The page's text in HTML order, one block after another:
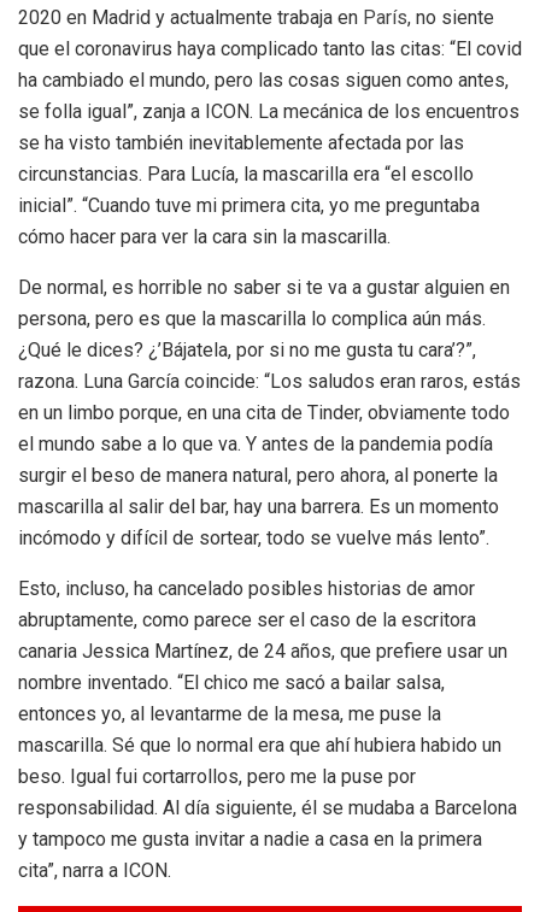
2020 en Madrid y actualmente trabaja en París, no siente
que el coronavirus haya complicado tanto las citas: “El covid
ha cambiado el mundo, pero las cosas siguen como antes,
se folla igual”, zanja a ICON. La mecánica de los encuentros
se ha visto también inevitablemente afectada por las
circunstancias. Para Lucía, la mascarilla era “el escollo
inicial”. “Cuando tuve mi primera cita, yo me preguntaba
cómo hacer para ver la cara sin la mascarilla.
De normal, es horrible no saber si te va a gustar alguien en
persona, pero es que la mascarilla lo complica aún más.
¿Qué le dices? ¿’Bájatela, por si no me gusta tu cara’?”,
razona. Luna García coincide: “Los saludos eran raros, estás
en un limbo porque, en una cita de Tinder, obviamente todo
el mundo sabe a lo que va. Y antes de la pandemia podía
surgir el beso de manera natural, pero ahora, al ponerte la
mascarilla al salir del bar, hay una barrera. Es un momento
incómodo y difícil de sortear, todo se vuelve más lento”.
Esto, incluso, ha cancelado posibles historias de amor
abruptamente, como parece ser el caso de la escritora
canaria Jessica Martínez, de 24 años, que prefiere usar un
nombre inventado. “El chico me sacó a bailar salsa,
entonces yo, al levantarme de la mesa, me puse la
mascarilla. Sé que lo normal era que ahí hubiera habido un
beso. Igual fui cortarrollos, pero me la puse por
responsabilidad. Al día siguiente, él se mudaba a Barcelona
y tampoco me gusta invitar a nadie a casa en la primera
cita”, narra a ICON.